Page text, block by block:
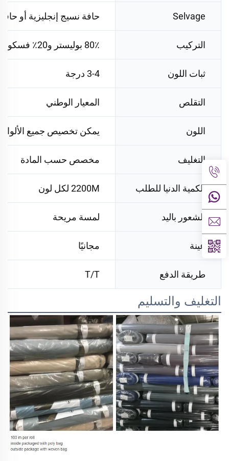
Selvage حافة نسيج إنجليزية أو
التركيب 80٪ بوليستر و20٪ فسكوز
ثبات اللون 3-4 درجة
التقلص المعيار الوطني
اللون يمكن تخصيص جميع الألوان
التغليف مخصص حسب المادة
الكمية الدنيا للطلب 2200M لكل لون
الشعور باليد لمسة مريحة
عينة مجانيًا
طريقة الدفع T/T
التغليف والتسليم